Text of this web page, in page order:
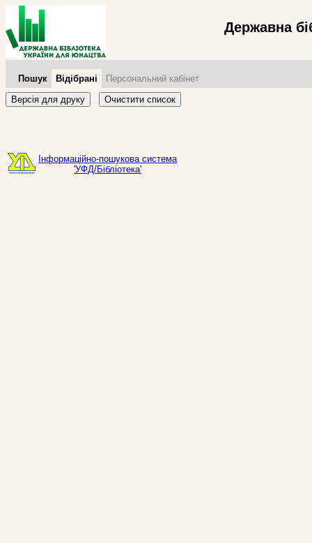
Державна
Пошук Відібрані
Персональний кабінет
Версія для друку
Очистити список
Інформаційно-пошукова система
'УФД/Бібліотека'